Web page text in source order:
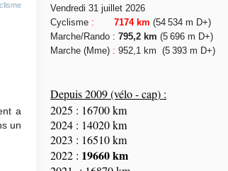
a
un
Vendredi 31 juillet 2026
Cyclisme : 7174 km (54 534 m D+)
Marche/Rando : 795,2 km (5 696 m D+)
Marche (Mme) : 952,1 km (5 393 m D+)
Depuis 2009 (vélo - cap) :
2025 : 16700 km
2024 : 14020 km
2023 : 16510 km
2022 : 19660 km